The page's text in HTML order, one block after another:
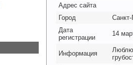
Адрес сайта
Город
Санкт-
Дата
регистрации
14
Информация
Люблю